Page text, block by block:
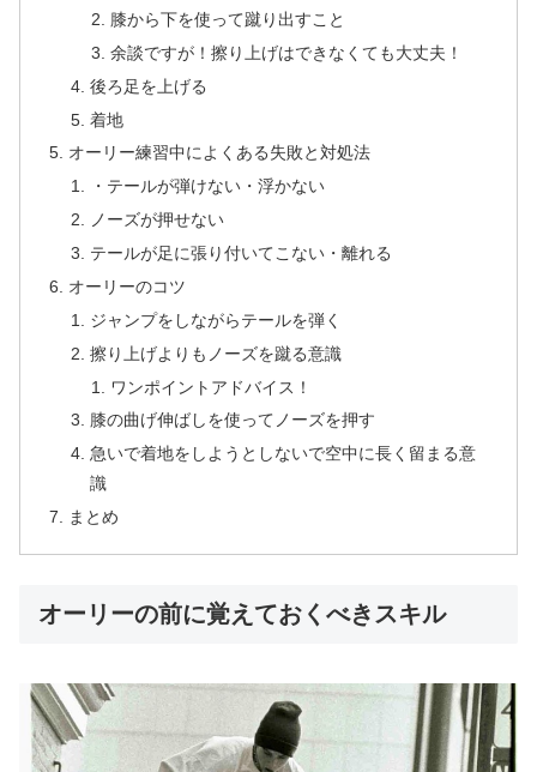
膝から下を使って蹴り出すこと
余談ですが！擦り上げはできなくても大丈夫！
後ろ足を上げる
着地
オーリー練習中によくある失敗と対処法
・テールが弾けない・浮かない
ノーズが押せない
テールが足に張り付いてこない・離れる
オーリーのコツ
ジャンプをしながらテールを弾く
擦り上げよりもノーズを蹴る意識
ワンポイントアドバイス！
膝の曲げ伸ばしを使ってノーズを押す
急いで着地をしようとしないで空中に長く留まる意
識
まとめ
オーリーの前に覚えておくべきスキル